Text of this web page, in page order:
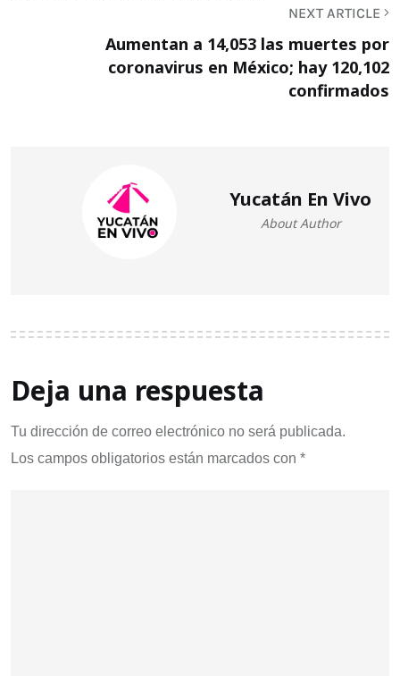
NEXT ARTICLE
Aumentan a 14,053 las muertes por
coronavirus en México; hay 120,102
confirmados
Yucatán En Vivo
About Author
Deja una respuesta
Tu dirección de correo electrónico no será publicada.
Los campos obligatorios están marcados con *